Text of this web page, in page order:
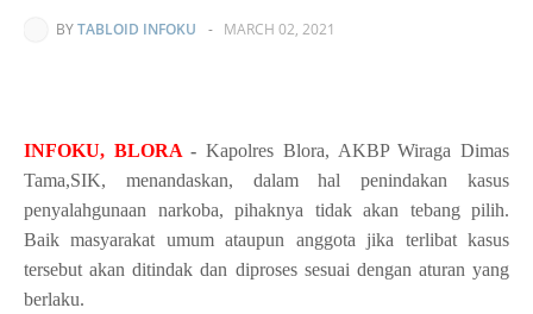
BYTABLOID INFOKU - MARCH 02, 2021
INFOKU, BLORA- Kapolres Blora, AKBP Wiraga Dimas
Tama,SIK, menandaskan, dalam hal penindakan kasus
penyalahgunaan narkoba, pihaknya tidak akan tebang pilih.
Baik masyarakat umum ataupun anggota jika terlibat kasus
tersebut akan ditindak dan diproses sesuai dengan aturan yang
berlaku.